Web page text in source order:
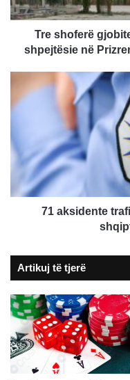
për
gara
shpejtësie
ndalohet
vozitja
vit
Tre shoferë
shpejtësie në
aksidente
trafiku
orët
fundit,
janë
shqiptuar71 aksidente
Artikuj të tjerë